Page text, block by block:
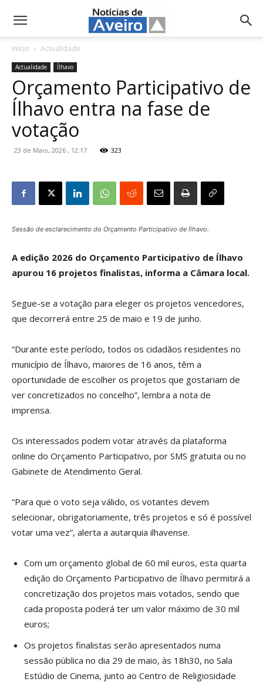
NotíciasdeAveiro.pt
Início Actualidade
Actualidade Ílhavo
Orçamento Participativo de
Ílhavo entra na fase de
votação
23 de Maio, 2026 , 12:17 323
Sessão de esclarecimento do Orçamento Participativo de Ílhavo.
A edição 2026 do Orçamento Participativo de Ílhavo
apurou 16 projetos finalistas, informa a Câmara local.
Segue-se a votação para eleger os projetos vencedores,
que decorrerá entre 25 de maio e 19 de junho.
“Durante este período, todos os cidadãos residentes no
município de Ílhavo, maiores de 16 anos, têm a
oportunidade de escolher os projetos que gostariam de
ver concretizados no concelho”, lembra a nota de
imprensa.
Os interessados podem votar através da plataforma
online do Orçamento Participativo, por SMS gratuita ou no
Gabinete de Atendimento Geral.
“Para que o voto seja válido, os votantes devem
selecionar, obrigatoriamente, três projetos e só é possível
votar uma vez”, alerta a autarquia ilhavense.
Com um orçamento global de 60 mil euros, esta quarta
edição do Orçamento Participativo de Ílhavo permitirá a
concretização dos projetos mais votados, sendo que
cada proposta poderá ter um valor máximo de 30 mil
euros;
Os projetos finalistas serão apresentados numa
sessão pública no dia 29 de maio, às 18h30, no Sala
Estúdio de Cinema, junto ao Centro de Religiosidade